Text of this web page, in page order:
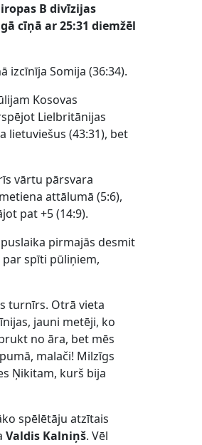
B divīzijas
cīņā ar 25:31 diemžēl
Somija (36:34).
Kosovas
Lielbritānijas
lietuviešus (43:31), bet
vārtu pārsvara
attālumā (5:6),
pat +5 (14:9).
pirmajās desmit
par spīti pūliņiem,
turnīrs. Otrā vieta
jauni metēji, ko
no āra, bet mēs
malači! Milzīgs
Ņikitam, kurš bija
spēlētāju atzītais
Valdis Kalniņš. Vēl